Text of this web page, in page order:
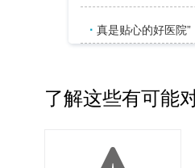
· 真是贴心的好医院”
了解这些有可能